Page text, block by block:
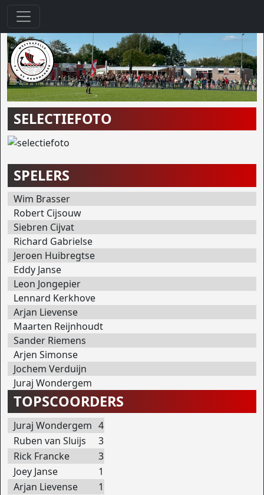
SELECTIEFOTO
SPELERS
Wim Brasser
Robert Cijsouw
Siebren Cijvat
Richard Gabrielse
Jeroen Huibregtse
Eddy Janse
Leon Jongepier
Lennard Kerkhove
Arjan Lievense
Maarten Reijnhoudt
Sander Riemens
Arjen Simonse
Jochem Verduijn
Juraj Wondergem
TOPSCOORDERS
Juraj Wondergem 4
Ruben van Sluijs
3
Rick Francke
3
Joey Janse
1
Arjan Lievense
1